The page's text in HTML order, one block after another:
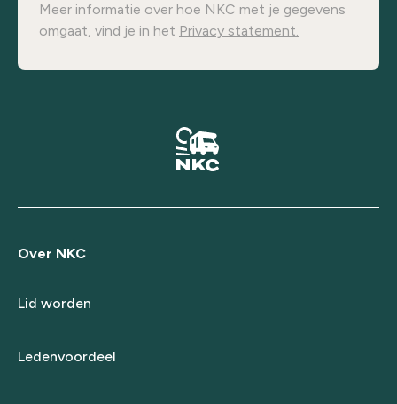
Meer informatie over hoe NKC met je gegevens
omgaat, vind je in het Privacy statement.
Over NKC
Lid worden
Ledenvoordeel